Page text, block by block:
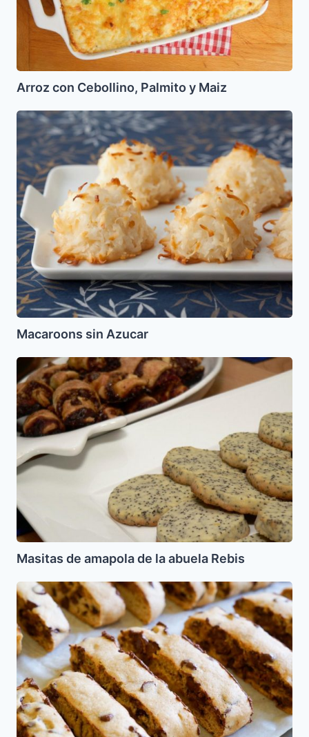
Arroz con Cebollino, Palmito y Maiz
Macaroons
sin
Azucar
Macaroons sin Azucar
Masitas
de
amapola
de
la
abuela
Rebis
Masitas de amapola de la abuela Rebis
Kamish
Broit
de
Chocolate